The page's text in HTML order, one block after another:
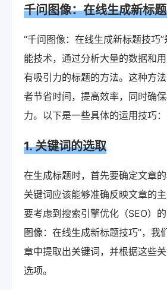
千问图像：在线生成新标
“千问图像：在线生成新标题技巧
能技术，通过分析大量的数据和
有吸引力的标题的方法。这种方
者节省时间，提高效率，同时确
力。以下是一些具体的运用技巧：
1. 关键词的选取
在生成标题时，首先要确定文章
关键词应该能够准确反映文章的
要考虑到搜索引擎优化（SEO）
图像：在线生成新标题技巧”，我
章中提取出关键词，并根据这些
选项。